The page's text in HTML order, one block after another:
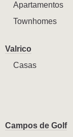
Apartamentos
Townhomes
Valrico
Casas
Campos de Golf